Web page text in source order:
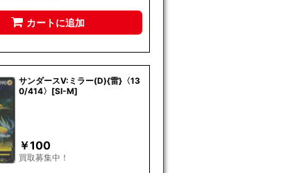
カートに追加
サンダースV:ミラー(D){雷}〈13
0/414〉[SI-M]
￥100
買取募集中！